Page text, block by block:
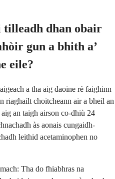
tilleadh dhan obair
gun a bhith a’
eile?
a tha aig daoine rè faighinn
riaghailt choitcheann air a bheil an
an taigh airson co-dhiù 24
às aonais cungaidh-
leithid acetaminophen no
Tha do fhiabhras na